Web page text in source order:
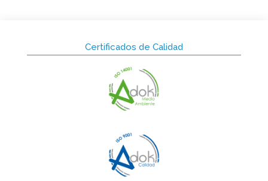
Certificados de Calidad